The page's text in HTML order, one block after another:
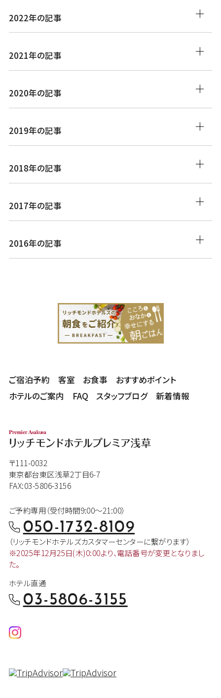
2022年の記事
2021年の記事
2020年の記事
2019年の記事
2018年の記事
2017年の記事
2016年の記事
ご宿泊予約 客室 お食事
おすすめポイント
ホテルのご案内
FAQ スタッフブログ 新着情報
〒111-0032
東京都台東区浅草2丁目6-7
FAX:03-5806-3156
ご予約専用（受付時間9:00～21:00）
050-1732-8109
（リッチモンドホテルズカスタマーセンターに繋がります）
※2025年12月25日(木)0:00より、電話番号が変更となりまし
た。
ホテル直通
03-5806-3155